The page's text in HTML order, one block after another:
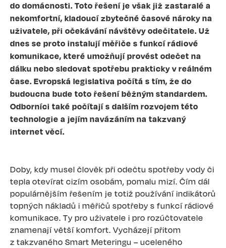
do domácnosti. Toto řešení je však již zastaralé a
nekomfortní, kladoucí zbytečné časové nároky na
uživatele, při očekávání návštěvy odečitatele. Už
dnes se proto instalují měřiče s funkcí rádiové
komunikace, které umožňují provést odečet na
dálku nebo sledovat spotřebu prakticky v reálném
čase. Evropská legislativa počítá s tím, že do
budoucna bude toto řešení běžným standardem.
Odborníci také počítají s dalším rozvojem této
technologie a jejím navázáním na takzvaný
internet věcí.
Doby, kdy musel člověk při odečtu spotřeby vody či
tepla otevírat cizím osobám, pomalu mizí. Čím dál
populárnějším řešením je totiž používání indikátorů
topných nákladů i měřičů spotřeby s funkcí rádiové
komunikace. Ty pro uživatele i pro rozúčtovatele
znamenají větší komfort. Vycházejí přitom
z takzvaného Smart Meteringu – uceleného